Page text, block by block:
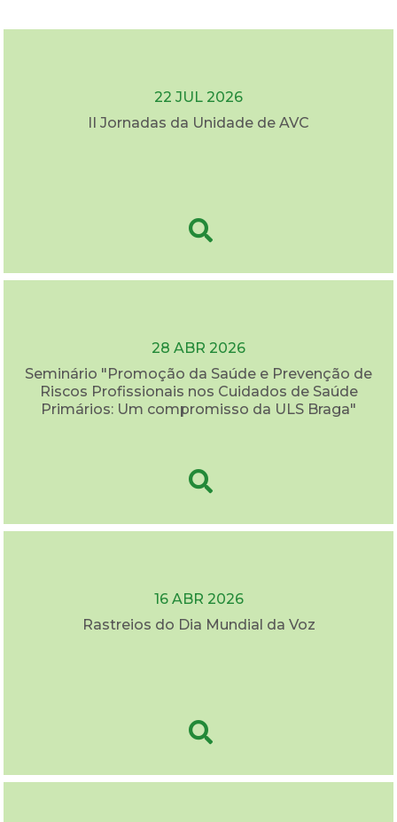
22 JUL 2026
II Jornadas da Unidade de AVC
28 ABR 2026
Seminário "Promoção da Saúde e Prevenção de
Riscos Profissionais nos Cuidados de Saúde
Primários: Um compromisso da ULS Braga"
16 ABR 2026
Rastreios do Dia Mundial da Voz